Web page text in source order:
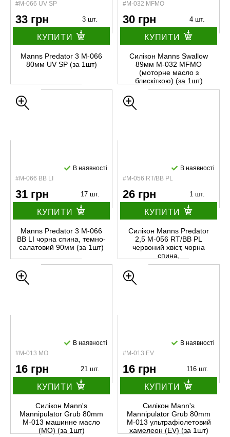
#М-066 UV SP
33 грн 3 шт.
КУПИТИ
Manns Predator 3 М-066
80мм UV SP (за 1шт)
#M-032 MFMO
30 грн 4 шт.
КУПИТИ
Силікон Manns Swallow
89мм M-032 MFMO
(моторне масло з
блискіткою) (за 1шт)
#M-066 BB LI
В наявності
31 грн 17 шт.
КУПИТИ
Manns Predator 3 M-066
BB LI чорна спина, темно-
салатовий 90мм (за 1шт)
#М-056 RT/BB PL
В наявності
26 грн 1 шт.
КУПИТИ
Силікон Manns Predator
2,5 М-056 RT/BB PL
червоний хвіст, чорна
спина,
перламутровийовий (за
#M-013 MO
В наявності
16 грн 21 шт.
КУПИТИ
Силікон Mann's
Mannipulator Grub 80mm
M-013 машинне масло
(MO) (за 1шт)
#M-013 EV
В наявності
16 грн 116 шт.
КУПИТИ
Силікон Mann's
Mannipulator Grub 80mm
M-013 ультрафіолетовий
хамелеон (EV) (за 1шт)